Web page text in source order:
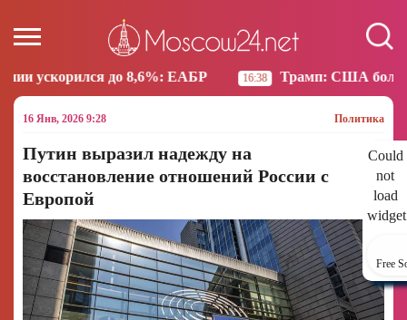
8,6%: ЕАБР 16:38 Трамп: США больше не намерены
16 Янв, 2026 9:28 Политика
Could
not
load
Free
Путин выразил надежду на
восстановление отношений России с
Европой